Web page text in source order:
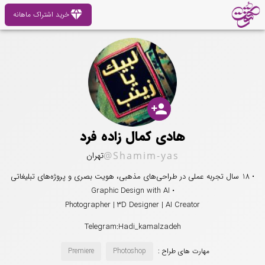
diamondخرید اشتراک ماهانه
person_add
هادی کمال زاده فرد
@Shamim-yasتهران
• 18 سال تجربه عملی در طراحی‌های مذهبی، هویت بصری و پروژه‌های تبلیغاتی
• Graphic Design with AI
Photographer | 3D Designer | AI Creator
Telegram:Hadi_kamalzadeh
مهارت های طراح : Photoshop
Premiere